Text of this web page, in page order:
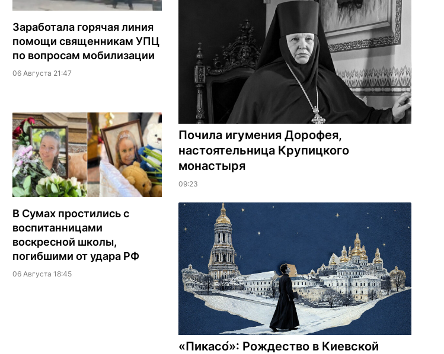
Заработала горячая линия
помощи священникам УПЦ
по вопросам мобилизации
06 Августа 21:47
В Сумах простились с
воспитанницами
воскресной школы,
погибшими от удара РФ
06 Августа 18:45
Почила игумения Дорофея,
настоятельница Крупицкого
монастыря
09:23
«Пикасо́»: Рождество в Киевской